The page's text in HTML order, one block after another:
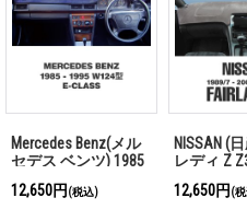
Mercedes Benz(メル
セデス ベンツ) 1985
年-1995年 W124型 E-
Class ダッシュマッ
12,650円 (税込)
NISSAN (
レディ Z
シュマット
12,650円 (